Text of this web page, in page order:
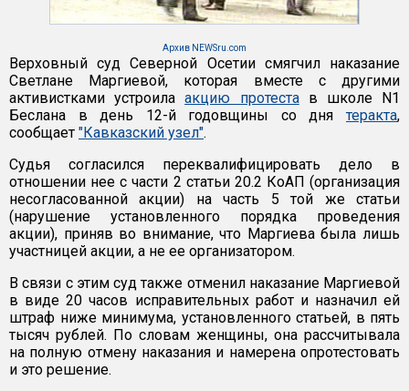
Архив NEWSru.com
Верховный суд Северной Осетии смягчил наказание
Светлане Маргиевой, которая вместе с другими
активистками устроилаакцию протестав школе N1
Беслана в день 12-й годовщины со дня теракта,
сообщает "Кавказский узел".
Судья согласился переквалифицировать дело в
отношении нее с части 2 статьи 20.2 КоАП (организация
несогласованной акции) на часть 5 той же статьи
(нарушение установленного порядка проведения
акции), приняв во внимание, что Маргиева была лишь
участницей акции, а не ее организатором.
В связи с этим суд также отменил наказание Маргиевой
в виде 20 часов исправительных работ и назначил ей
штраф ниже минимума, установленного статьей, в пять
тысяч рублей. По словам женщины, она рассчитывала
на полную отмену наказания и намерена опротестовать
и это решение.